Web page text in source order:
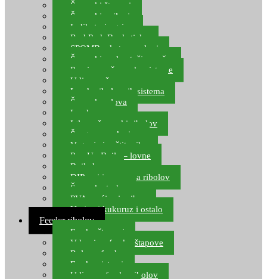
Šaranski štapovi
Šaranski najloni
Indikatori ugriza
Rod Pod, Banksticks
SPOMB rakete, markeri
Šaranski podmetači, mreže
Pernice za šaranske sisteme
Udice za šarana, amura
Izrada ribolovnih sistema
Šaranska olova
Leadcore
Igle za šaranski ribolov
Špage, upredenice
Vaganje i zaštita ribe
Pop Up Boile – lovne
Boile lovne
DIP-ovi i arome za ribolov
Šaranske torbe
PVA vrećice i pribor
Umjetni kukuruz i ostalo
Feeder ribolov
Feeder štapovi
Vrhovi za feeder štapove
Role za feeder
Feeder sistemi
Udice za feeder ribolov